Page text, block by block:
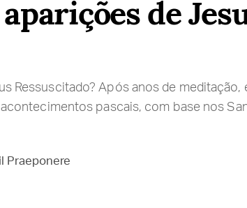
de
Ressuscitado? Após anos de meditação,
pascais, com base nos
Praeponere